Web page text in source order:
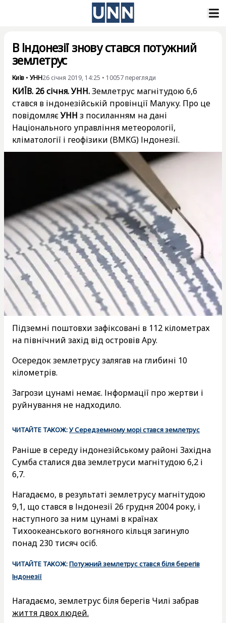
В Індонезії знову стався потужний
землетрус
Київ • УНН26 січня 2019, 14:25 • 10057 перегляди
КИЇВ. 26 січня. УНН.Землетрус магнітудою 6,6
стався в індонезійській провінції Малуку. Про це
повідомляєУНН з посиланням на дані
Національного управління метеорології,
кліматології і геофізики (BMKG) Індонезії.
Підземні поштовхи зафіксовані в 112 кілометрах
на північний захід від островів Ару.
Осередок землетрусу залягав на глибині 10
кілометрів.
Загрози цунамі немає. Інформації про жертви і
руйнування не надходило.
ЧИТАЙТЕ ТАКОЖ:У Середземному морі стався землетрус
Раніше в середу індонезійському районі Західна
Сумба сталися два землетруси магнітудою 6,2 і
6,7.
Нагадаємо, в результаті землетрусу магнітудою
9,1, що стався в Індонезії 26 грудня 2004 року, і
наступного за ним цунамі в країнах
Тихоокеанського вогняного кільця загинуло
понад 230 тисяч осіб.
ЧИТАЙТЕ ТАКОЖ:Потужний землетрус стався біля берегів
Індонезії
Нагадаємо, землетрус біля берегів Чилі забрав
життя двох людей.